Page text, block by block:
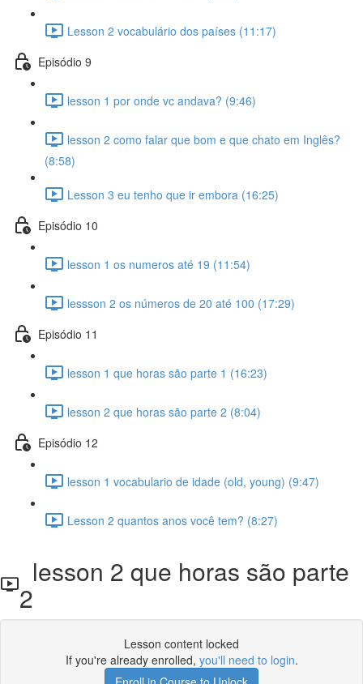
Lesson 2 vocabulário dos países (11:17)
Episódio 9
lesson 1 por onde vc andava? (9:46)
lesson 2 como falar que bom e que chato em Inglês?
(8:58)
Lesson 3 eu tenho que ir embora (16:25)
Episódio 10
lesson 1 os numeros até 19 (11:54)
lessson 2 os números de 20 até 100 (17:29)
Episódio 11
lesson 1 que horas são parte 1 (16:23)
lesson 2 que horas são parte 2 (8:04)
Episódio 12
lesson 1 vocabulario de idade (old, young) (9:47)
Lesson 2 quantos anos você tem? (8:27)
lesson 2 que horas são parte
2
Lesson content locked
If you're already enrolled, you'll need to login.